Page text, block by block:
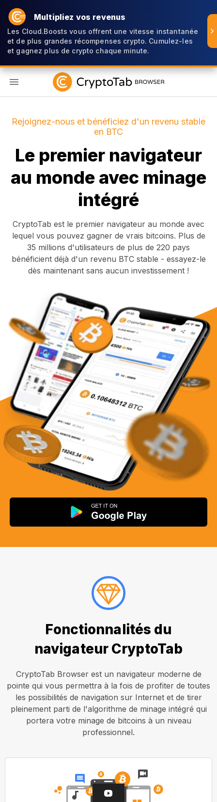
Multipliez vos revenus
Les Cloud.Boosts vous offrent une vitesse instantanée
et de plus grandes récompenses crypto. Cumulez-les
et gagnez plus de crypto chaque minute.
Rejoignez-nous et bénéficiez d'un revenu stable
en BTC
Le premier navigateur
au monde avec minage
intégré
CryptoTab est le premier navigateur au monde avec
lequel vous pouvez gagner de vrais bitcoins. Plus de
35 millions d'utilisateurs de plus de 220 pays
bénéficient déjà d'un revenu BTC stable - essayez-le
dès maintenant sans aucun investissement !
Fonctionnalités du
navigateur CryptoTab
CryptoTab Browser est un navigateur moderne de
pointe qui vous permettra à la fois de profiter de toutes
les possibilités de navigation sur Internet et de tirer
pleinement parti de l'algorithme de minage intégré qui
portera votre minage de bitcoins à un niveau
professionnel.